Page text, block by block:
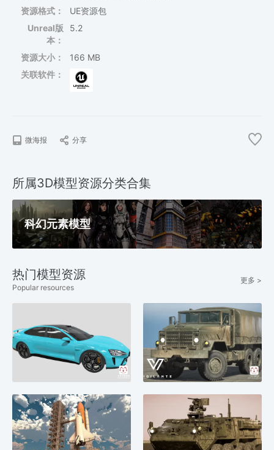
资源格式：
UE资源包
Unreal版
本：
5.2
资源大小：
166 MB
关联软件：
微海报 分享
所属3D模型资源分类合集
科幻元素模型
热门模型资源
Popular resources
更多 >